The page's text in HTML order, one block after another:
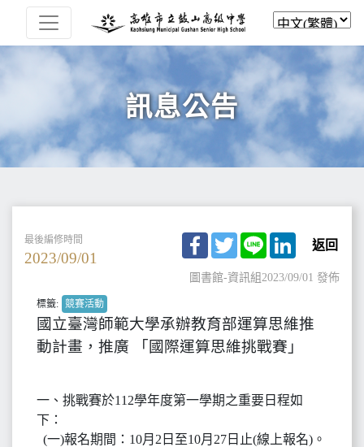
訊息公告
最後編修時間
2023/09/01
Facebook
TwitterLine LinkedIn
返回
圖書館-資訊組2023/09/01 發佈
標籤: 競賽活動
國立臺灣師範大學承辦教育部運算思維推
動計畫，推廣 「國際運算思維挑戰賽」
一、挑戰賽於112學年度第一學期之重要日程如
下：
(一)報名期間：10月2日至10月27日止(線上報名)。